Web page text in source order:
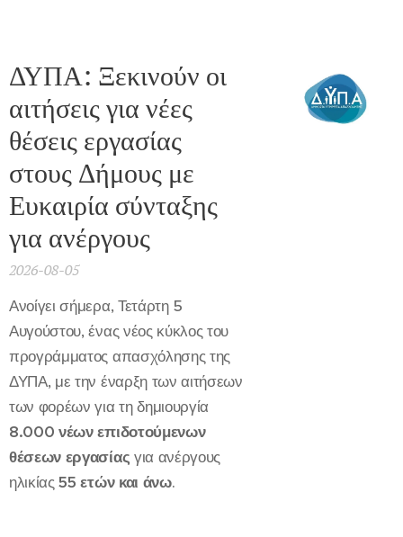
ΔΥΠΑ: Ξεκινούν οι
αιτήσεις για νέες
θέσεις εργασίας
στους Δήμους με
Ευκαιρία σύνταξης
για ανέργους
2026-08-05
Ανοίγει σήμερα, Τετάρτη 5
Αυγούστου, ένας νέος κύκλος του
προγράμματος απασχόλησης της
ΔΥΠΑ, με την έναρξη των αιτήσεων
των φορέων για τη δημιουργία
8.000 νέων επιδοτούμενων
θέσεων εργασίας για ανέργους
ηλικίας55 ετών και άνω.